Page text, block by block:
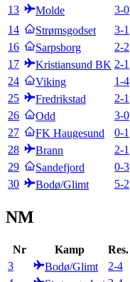
13
Molde 3-0
14
Strømsgodset 3-1
16
Sarpsborg 2-2
17
Kristiansund BK 2-1
24
Viking 1-4
25
Fredrikstad 2-1
26
Odd 3-0
27
FK Haugesund 0-1
28
Brann 2-1
29
Sandefjord 0-3
30
Bodø/Glimt 5-2
NM
Nr Kamp Res.
3
Bodø/Glimt 2-4